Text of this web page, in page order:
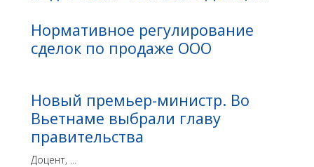
Нормативное регулирование
сделок по продаже ООО
Новый премьер-министр. Во
Вьетнаме выбрали главу
правительства
Доцент, ...